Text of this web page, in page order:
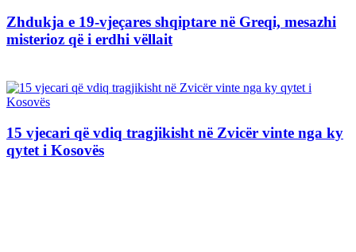
Zhdukja e 19-vjeçares shqiptare në Greqi, mesazhi
misterioz që i erdhi vëllait
15 vjecari që vdiq tragjikisht në Zvicër vinte nga ky
qytet i Kosovës